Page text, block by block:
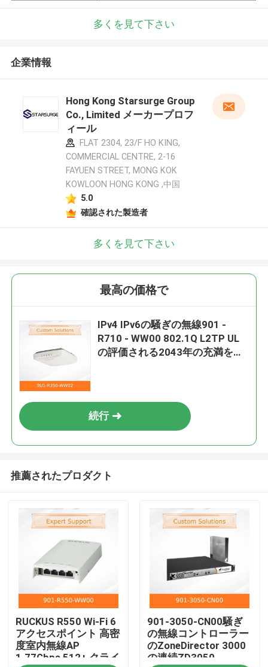
多くを見て下さい
企業情報
Hong Kong Starsurge Group
Co., Limited メーカープロフ
ィール
FLAT 2304, 23/F HO KING,
COMMERCIAL CENTRE, 2-16
FAYUEN STREET, MONG KOK
KOWLOON HONG KONG ,中国
5.0
確認された製造者
多くを見て下さい
最高の価格で
IPv4 IPv6の騒ぎの無線901 -
R710 - WW00 802.1Q L2TP UL
の評価される2043年の充満を接
続行
推薦されたプロダクト
RUCKUS R550 Wi-Fi 6
アクセスポイント 高密
度室内無線AP
1.77Gbps 512+ クライ
901-3050-CN00騒ぎ
の無線コントローラー
のZoneDirector 3000
の連続ZD3050